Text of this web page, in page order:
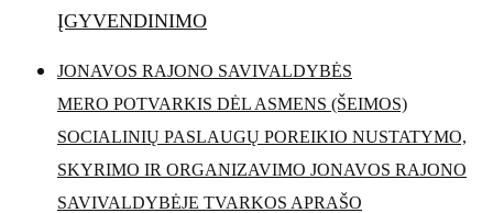
ĮGYVENDINIMO
JONAVOS RAJONO SAVIVALDYBĖS
MERO POTVARKIS DĖL ASMENS (ŠEIMOS)
SOCIALINIŲ PASLAUGŲ POREIKIO NUSTATYMO,
SKYRIMO IR ORGANIZAVIMO JONAVOS RAJONO
SAVIVALDYBĖJE TVARKOS APRAŠO